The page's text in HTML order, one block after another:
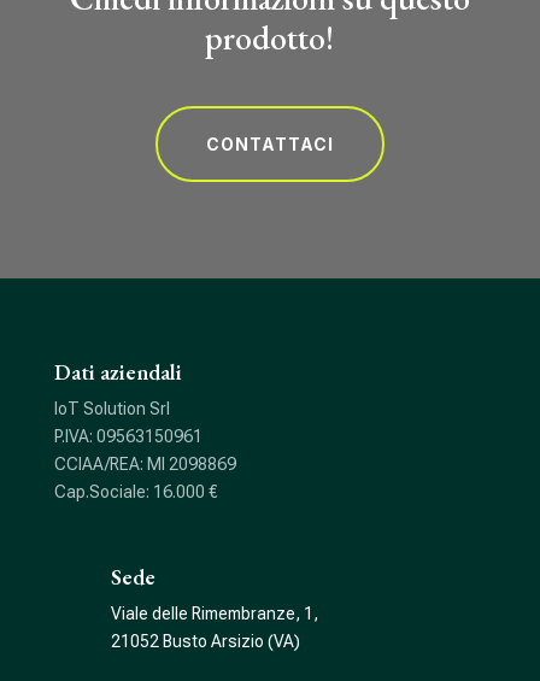
prodotto!
CONTATTACI
Dati aziendali
IoT Solution Srl
P.IVA: 09563150961
CCIAA/REA: MI 2098869
Cap.Sociale: 16.000 €
Sede
Viale delle Rimembranze, 1,
21052 Busto Arsizio (VA)